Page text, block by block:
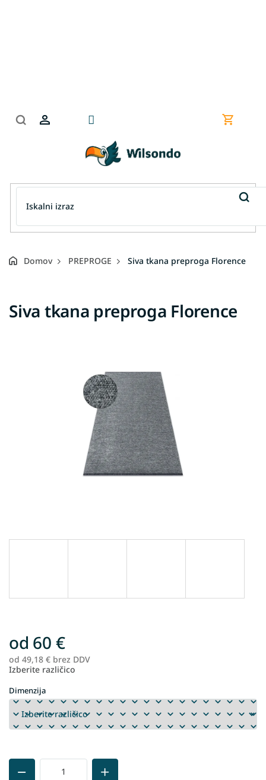
Domov PREPROGE Siva tkana preproga Florence
Siva tkana preproga Florence
od 60 €
od 49,18 € brez DDV
Izberite različico
Dimenzija